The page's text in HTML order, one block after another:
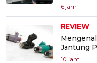
6 jam
REVIEW
Jantung
10 jam